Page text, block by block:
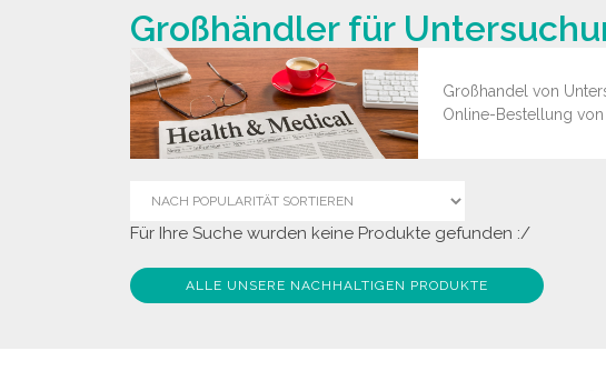
Großhändler für
Großhandel von
Online-Bestellung
Für Ihre Suche wurden keine Produkte gefunden :/
ALLE UNSERE NACHHALTIGEN PRODUKTE